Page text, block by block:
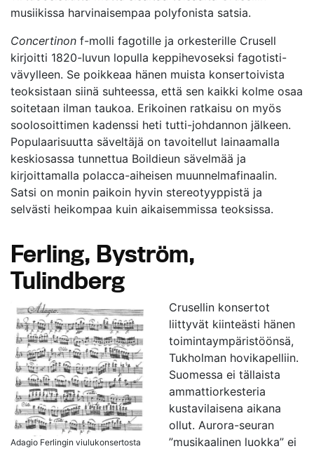
musiikissa harvinaisempaa polyfonista satsia.
Concertinon f-molli fagotille ja orkesterille Crusell
kirjoitti 1820-luvun lopulla keppihevoseksi fagotisti-
vävylleen. Se poikkeaa hänen muista konsertoivista
teoksistaan siinä suhteessa, että sen kaikki kolme osaa
soitetaan ilman taukoa. Erikoinen ratkaisu on myös
soolosoittimen kadenssi heti tutti-johdannon jälkeen.
Populaarisuutta säveltäjä on tavoitellut lainaamalla
keskiosassa tunnettua Boildieun sävelmää ja
kirjoittamalla polacca-aiheisen muunnelmafinaalin.
Satsi on monin paikoin hyvin stereotyyppistä ja
selvästi heikompaa kuin aikaisemmissa teoksissa.
Ferling, Byström,
Tulindberg
Adagio Ferlingin viulukonsertosta
Crusellin konsertot
liittyvät kiinteästi hänen
toimintaympäristöönsä,
Tukholman hovikapelliin.
Suomessa ei tällaista
ammattiorkesteria
kustavilaisena aikana
ollut. Aurora-seuran
”musikaalinen luokka” ei